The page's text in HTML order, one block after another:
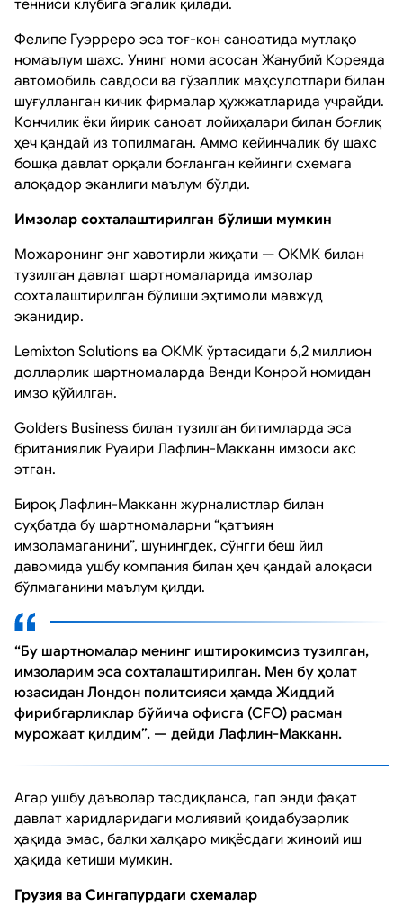
тенниси клубига эгалик қилади.
Фелипе Гуэрреро эса тоғ-кон саноатида мутлақо
номаълум шахс. Унинг номи асосан Жанубий Кореяда
автомобиль савдоси ва гўзаллик маҳсулотлари билан
шуғулланган кичик фирмалар ҳужжатларида учрайди.
Кончилик ёки йирик саноат лойиҳалари билан боғлиқ
ҳеч қандай из топилмаган. Аммо кейинчалик бу шахс
бошқа давлат орқали боғланган кейинги схемага
алоқадор эканлиги маълум бўлди.
Имзолар сохталаштирилган бўлиши мумкин
Можаронинг энг хавотирли жиҳати — ОКМК билан
тузилган давлат шартномаларида имзолар
сохталаштирилган бўлиши эҳтимоли мавжуд
эканидир.
Lemixton Solutions ва ОКМК ўртасидаги 6,2 миллион
долларлик шартномаларда Венди Конрой номидан
имзо қўйилган.
Golders Business билан тузилган битимларда эса
британиялик Руаири Лафлин-Макканн имзоси акс
этган.
Бироқ Лафлин-Макканн журналистлар билан
суҳбатда бу шартномаларни “қатъиян
имзоламаганини”, шунингдек, сўнгги беш йил
давомида ушбу компания билан ҳеч қандай алоқаси
бўлмаганини маълум қилди.
“Бу шартномалар менинг иштирокимсиз тузилган,
имзоларим эса сохталаштирилган. Мен бу ҳолат
юзасидан Лондон политсияси ҳамда Жиддий
фирибгарликлар бўйича офисга (CFO) расман
мурожаат қилдим”, — дейди Лафлин-Макканн.
Агар ушбу даъволар тасдиқланса, гап энди фақат
давлат харидларидаги молиявий қоидабузарлик
ҳақида эмас, балки халқаро миқёсдаги жиноий иш
ҳақида кетиши мумкин.
Грузия ва Сингапурдаги схемалар